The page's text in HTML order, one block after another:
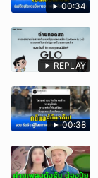
00:34
REPLAY
00:38